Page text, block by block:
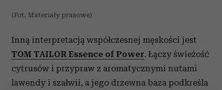
(Fot. Materiały prasowe)
Inną interpretacją współczesnej męskości jest
TOM TAILOR Essence of Power. Łączy świeżość
cytrusów i przypraw z aromatycznymi nutami
lawendy i szałwii, a jego drzewna baza podkreśla